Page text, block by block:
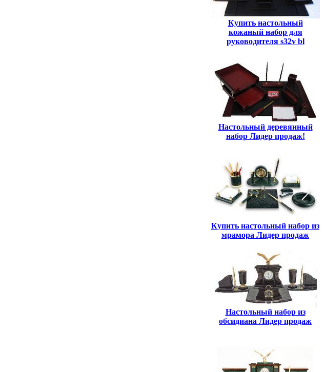
Купить настольный
кожаный набор для
руководителя s32v bl
Настольный деревянный
набор Лидер продаж!
Купить настольный набор из
мрамора Лидер продаж
Настольный набор из
обсидиана Лидер продаж